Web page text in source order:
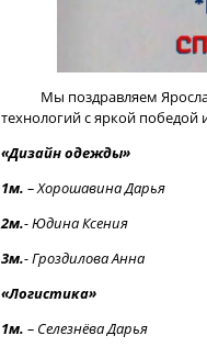
Мы поздравляем
технологий с яркой победой
«Дизайн одежды»
1м. –Хорошавина Дарья
2м.-Юдина Ксения
3м.-Гроздилова Анна
«Логистика»
1м. – Селезнёва Дарья